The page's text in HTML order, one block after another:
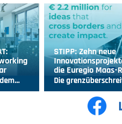
STIPP: Zehn neue
die Euregio Maas-
Die